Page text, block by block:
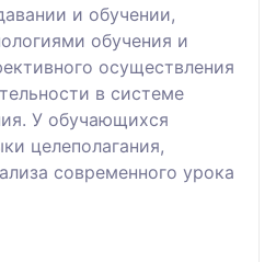
и обучении,
обучения и
осуществления
в системе
У обучающихся
целеполагания,
современного урока